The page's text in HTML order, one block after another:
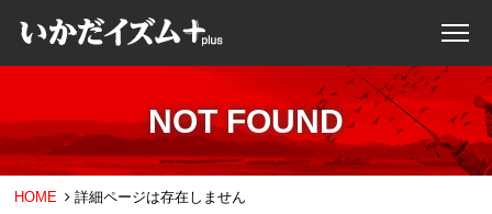
NOT FOUND
HOME 詳細ページは存在しません